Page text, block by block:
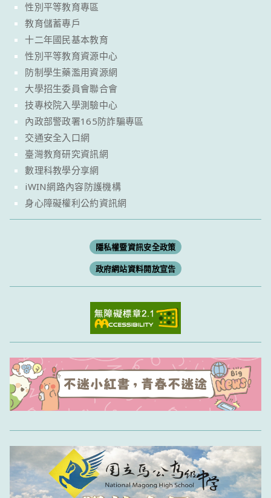
性別平等教育專區
教育儲蓄專戶
十二年國民基本教育
性別平等教育資源中心
防制學生藥濫用資源網
大學招生委員會聯合會
技專校院入學測驗中心
內政部警政署165防詐騙專區
交通安全入口網
臺灣教育研究資訊網
數理科教學分享網
iWIN網路內容防護機構
身心障礙權利公約資訊網
隱私權暨資訊安全政策
政府網站資料開放宣告